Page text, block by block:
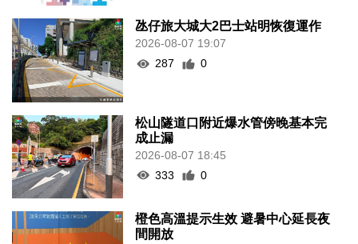
氹仔旅大城大2巴士站明恢復運作
2026-08-07 19:07
287
0
松山隧道口附近爆水管傍晚基本完
成止漏
2026-08-07 18:45
333
0
橙色高溫提示生效 避暑中心延長夜
間開放